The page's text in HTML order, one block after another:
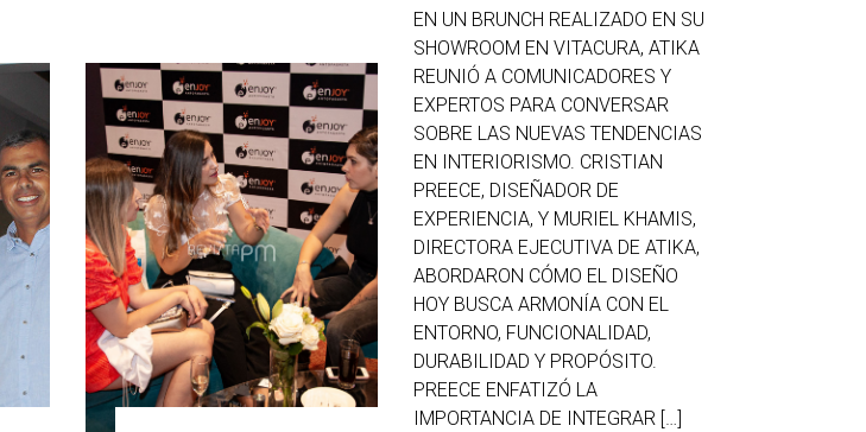
EN UN BRUNCH REALIZADO EN SU
SHOWROOM EN VITACURA, ATIKA
REUNIÓ A COMUNICADORES Y
EXPERTOS PARA CONVERSAR
SOBRE LAS NUEVAS TENDENCIAS
EN INTERIORISMO. CRISTIAN
PREECE, DISEÑADOR DE
EXPERIENCIA, Y MURIEL KHAMIS,
DIRECTORA EJECUTIVA DE ATIKA,
ABORDARON CÓMO EL DISEÑO
HOY BUSCA ARMONÍA CON EL
ENTORNO, FUNCIONALIDAD,
DURABILIDAD Y PROPÓSITO.
PREECE ENFATIZÓ LA
IMPORTANCIA DE INTEGRAR […]